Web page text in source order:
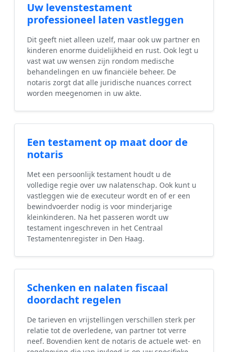
Uw levenstestament
professioneel laten vastleggen
Dit geeft niet alleen uzelf, maar ook uw partner en
kinderen enorme duidelijkheid en rust. Ook legt u
vast wat uw wensen zijn rondom medische
behandelingen en uw financiële beheer. De
notaris zorgt dat alle juridische nuances correct
worden meegenomen in uw akte.
Een testament op maat door de
notaris
Met een persoonlijk testament houdt u de
volledige regie over uw nalatenschap. Ook kunt u
vastleggen wie de executeur wordt en of er een
bewindvoerder nodig is voor minderjarige
kleinkinderen. Na het passeren wordt uw
testament ingeschreven in het Centraal
Testamentenregister in Den Haag.
Schenken en nalaten fiscaal
doordacht regelen
De tarieven en vrijstellingen verschillen sterk per
relatie tot de overledene, van partner tot verre
neef. Bovendien kent de notaris de actuele wet- en